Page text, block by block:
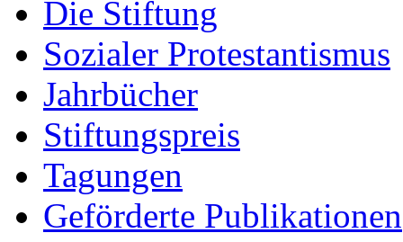
Die Stiftung
Sozialer Protestantismus
Jahrbücher
Stiftungspreis
Tagungen
Geförderte Publikationen